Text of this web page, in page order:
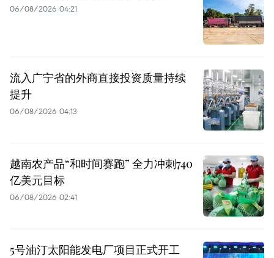
06/08/2026 04:21
流入广宁省的外商直接投资质量持续
提升
06/08/2026 04:13
越南农产品“和时间赛跑” 全力冲刺740
亿美元目标
06/08/2026 02:41
5号油汀太阳能发电厂项目正式开工